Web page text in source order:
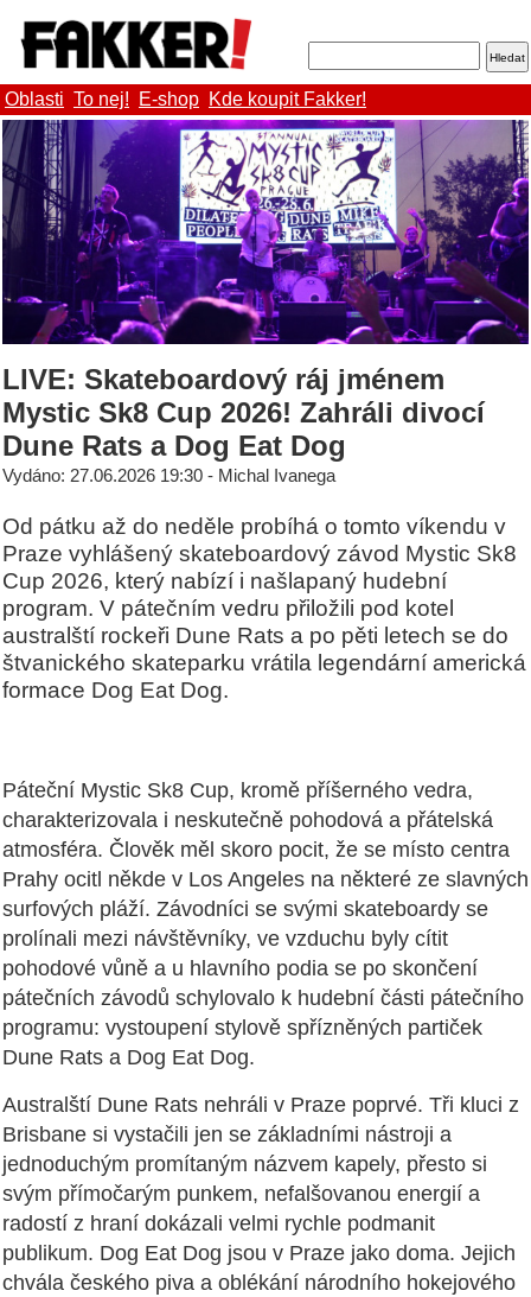
Oblasti To nej! E-shop Kde koupit Fakker!
LIVE: Skateboardový ráj jménem
Mystic Sk8 Cup 2026! Zahráli divocí
Dune Rats a Dog Eat Dog
Vydáno: 27.06.2026 19:30 - Michal Ivanega
Od pátku až do neděle probíhá o tomto víkendu v
Praze vyhlášený skateboardový závod Mystic Sk8
Cup 2026, který nabízí i našlapaný hudební
program. V pátečním vedru přiložili pod kotel
australští rockeři Dune Rats a po pěti letech se do
štvanického skateparku vrátila legendární americká
formace Dog Eat Dog.
Páteční Mystic Sk8 Cup, kromě příšerného vedra,
charakterizovala i neskutečně pohodová a přátelská
atmosféra. Člověk měl skoro pocit, že se místo centra
Prahy ocitl někde v Los Angeles na některé ze slavných
surfových pláží. Závodníci se svými skateboardy se
prolínali mezi návštěvníky, ve vzduchu byly cítit
pohodové vůně a u hlavního podia se po skončení
pátečních závodů schylovalo k hudební části pátečního
programu: vystoupení stylově spřízněných partiček
Dune Rats a Dog Eat Dog.
Australští Dune Rats nehráli v Praze poprvé. Tři kluci z
Brisbane si vystačili jen se základními nástroji a
jednoduchým promítaným názvem kapely, přesto si
svým přímočarým punkem, nefalšovanou energií a
radostí z hraní dokázali velmi rychle podmanit
publikum. Dog Eat Dog jsou v Praze jako doma. Jejich
chvála českého piva a oblékání národního hokejového